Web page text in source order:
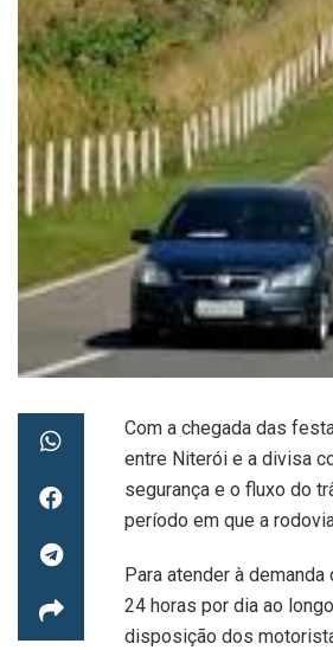
Com a chegada das
entre Niterói e a divisa
segurança e o fluxo do
período em que a
Para atender à
24 horas por dia ao
disposição dos